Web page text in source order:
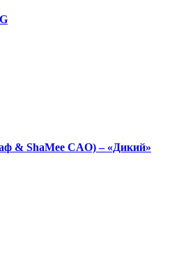
& ShaMee CAO) – «Дикий»